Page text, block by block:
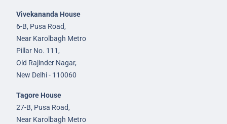
Vivekananda House
6-B, Pusa Road,
Near Karolbagh Metro
Pillar No. 111,
Old Rajinder Nagar,
New Delhi - 110060
Tagore House
27-B, Pusa Road,
Near Karolbagh Metro